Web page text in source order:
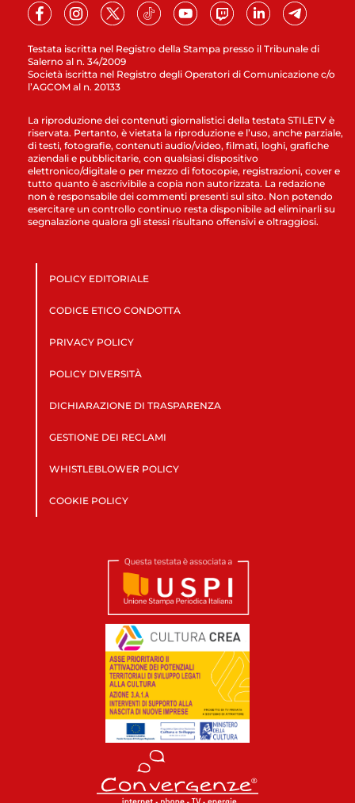
Testata iscritta nel Registro della Stampa presso il Tribunale di
Salerno al n. 34/2009
Società iscritta nel Registro degli Operatori di Comunicazione c/o
l’AGCOM al n. 20133
La riproduzione dei contenuti giornalistici della testata STILETV è
riservata. Pertanto, è vietata la riproduzione e l’uso, anche parziale,
di testi, fotografie, contenuti audio/video, filmati, loghi, grafiche
aziendali e pubblicitarie, con qualsiasi dispositivo
elettronico/digitale o per mezzo di fotocopie, registrazioni, cover e
tutto quanto è ascrivibile a copia non autorizzata. La redazione
non è responsabile dei commenti presenti sul sito. Non potendo
esercitare un controllo continuo resta disponibile ad eliminarli su
segnalazione qualora gli stessi risultano offensivi e oltraggiosi.
POLICY EDITORIALE
CODICE ETICO CONDOTTA
PRIVACY POLICY
POLICY DIVERSITÀ
DICHIARAZIONE DI TRASPARENZA
GESTIONE DEI RECLAMI
WHISTLEBLOWER POLICY
COOKIE POLICY